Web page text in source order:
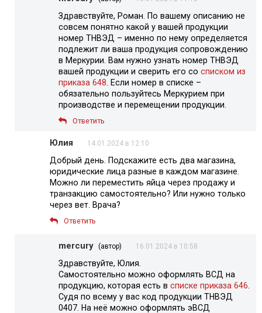
Здравствуйте, Роман. По вашему описанию не
совсем понятно какой у вашей продукции
номер ТНВЭД – именно по нему определяется
подлежит ли ваша продукция сопровождению
в Меркурии. Вам нужно узнать номер ТНВЭД
вашей продукции и сверить его со списком из
приказа 648 . Если номер в списке –
обязательно пользуйтесь Меркурием при
производстве и перемещении продукции.
Ответить
Юлия 14.01.2024 в 12:10
Добрый день. Подскажите есть два магазина,
юридические лица разные в каждом магазине.
Можно ли переместить яйца через продажу и
транзакцию самостоятельно? Или нужно только
через вет. Врача?
Ответить
mercury (автор) 16.01.2024 в 10:58
Здравствуйте, Юлия.
Самостоятельно можно оформлять ВСД на
продукцию, которая есть в списке приказа 646
Судя по всему у вас код продукции ТНВЭД
0407. На неё можно оформлять эВСД